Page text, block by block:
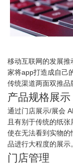
移动互联网的发展
家将app打造成自己
传统渠道两面双推品
产品规格展示
通过门店展示/展会
且有别于传统的纸
使在无法看到实物
品进行大程度的展示。
门店管理